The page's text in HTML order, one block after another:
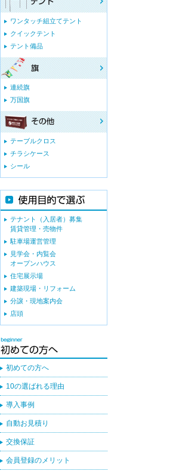
ワンタッチ組立てテント
クイックテント
テント備品
連続旗
万国旗
テーブルクロス
チラシケース
シール
テナント（入居者）募集
賃貸管理・売物件
駐車場運営管理
見学会・内覧会
オープンハウス
住宅展示場
建築現場・リフォーム
分譲・現地案内会
店頭
初めての方へ
10の選ばれる理由
導入事例
自動お見積り
交換保証
会員登録のメリット